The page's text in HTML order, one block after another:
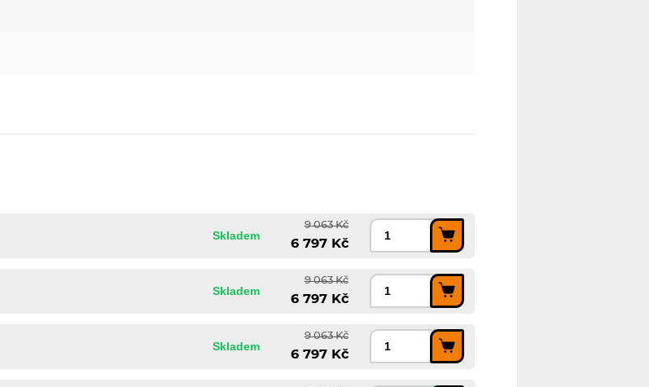
Skladem
9 063 Kč
6 797 Kč
Skladem
9 063 Kč
6 797 Kč
Skladem
9 063 Kč
6 797 Kč